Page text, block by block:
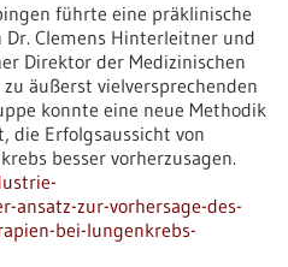
führte eine präklinische
Clemens Hinterleitner und
Direktor der Medizinischen
äußerst vielversprechenden
konnte eine neue Methodik
die Erfolgsaussicht von
besser vorherzusagen.
zur-vorhersage-des-
bei-lungenkrebs-